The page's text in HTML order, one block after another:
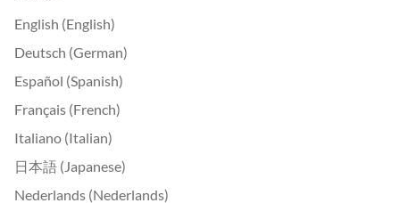
English (English)
Deutsch (German)
Español (Spanish)
Français (French)
Italiano (Italian)
日本語 (Japanese)
Nederlands (Nederlands)